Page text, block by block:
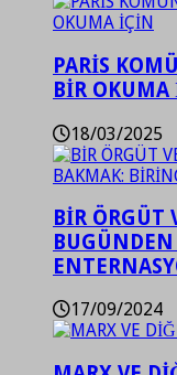
PARİS
BİR OKUMA
18/03/2025
BİR ÖRGÜT
17/09/2024